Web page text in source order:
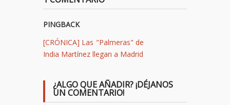
PINGBACK
[CRÓNICA] Las "Palmeras" de
India Martínez llegan a Madrid
¿ALGO QUE AÑADIR? ¡DÉJANOS
UN COMENTARIO!